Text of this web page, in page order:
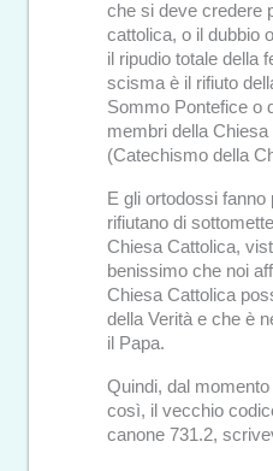
che si deve credere
cattolica, o il dubbio
il ripudio totale della
scisma è il rifiuto
Sommo Pontefice o
membri della Chiesa
(Catechismo della
E gli ortodossi fanno
rifiutano di
Chiesa Cattolica,
benissimo che noi
Chiesa Cattolica
della Verità e che è
il Papa.
Quindi, dal
così, il vecchio
canone 731.2,